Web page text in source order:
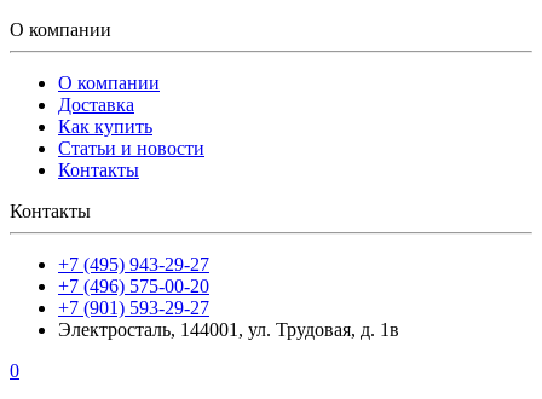
О компании
О компании
Доставка
Как купить
Статьи и новости
Контакты
Контакты
+7 (495) 943-29-27
+7 (496) 575-00-20
+7 (901) 593-29-27
Электросталь, 144001, ул. Трудовая, д. 1в
0